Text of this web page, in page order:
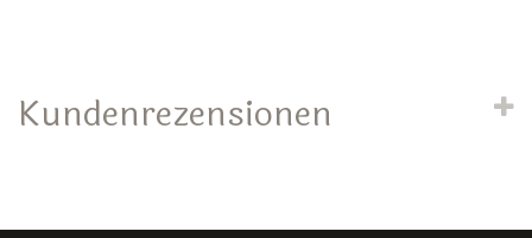
Kundenrezensionen